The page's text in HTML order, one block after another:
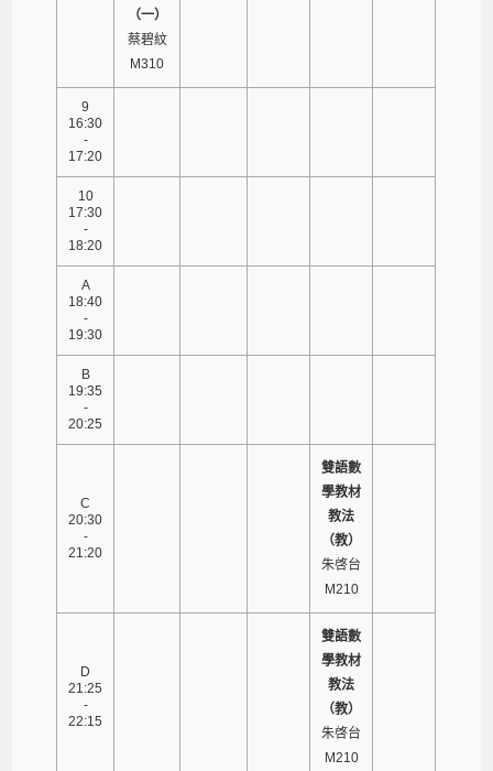
（一）
蔡碧紋
M310
9
16:30
-
17:20
10
17:30
-
18:20
A
18:40
-
19:30
B
19:35
-
20:25
C
20:30
-
21:20
雙語數
學教材
教法
（教）
朱啓台
M210
D
21:25
-
22:15
雙語數
學教材
教法
（教）
朱啓台
M210